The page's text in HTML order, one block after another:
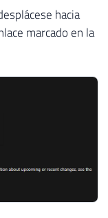
hacia
marcado en la